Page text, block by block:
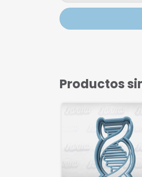
Productos